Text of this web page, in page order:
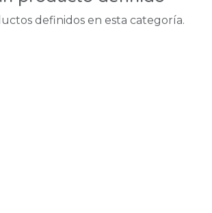
definidos en esta categoría.